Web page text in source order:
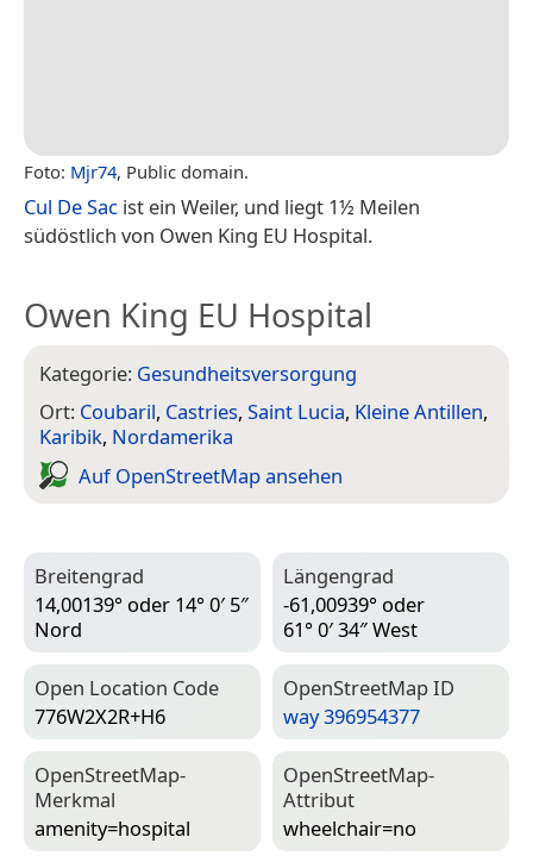
Foto: Mjr74, Public domain.
Cul De Sac ist ein Weiler, und liegt 1½ Meilen
südöstlich von Owen King EU Hospital.
Owen King EU Hospital
Kategorie: Gesundheitsversorgung
Ort: Coubaril, Castries, Saint Lucia, Kleine Antillen,
Karibik, Nordamerika
Auf Open­Street­Map ansehen
Breitengrad
14,00139° oder 14° 0′ 5″
Nord
Längengrad
-61,00939° oder
61° 0′ 34″ West
Open Location Code
776W2X2R+H6
Open­Street­Map ID
way 396954377
Open­Street­Map-
Merkmal
amenity=­hospital
Open­Street­Map-
Attribut
wheelchair=­no